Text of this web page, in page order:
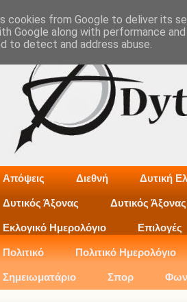
Απόψεις Διεθνή Δυτική
Δυτικός Άξονας Δυτικός
Εκλογικό Ημερολόγιο Επιλογές
Πολιτικό Πολιτικό Ημερολόγιο
Σημειωματάριο Σπορ
cookies from Google to deliver its
Google along with performance
to detect and address abuse.